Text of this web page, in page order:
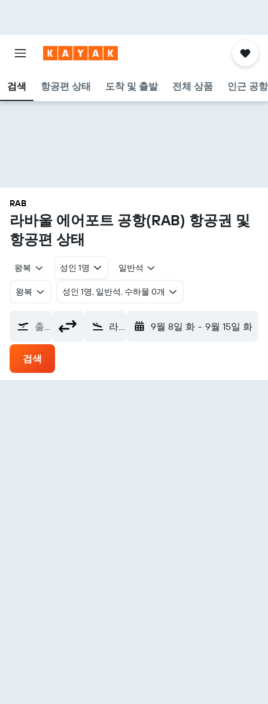
검색 항공편 상태 도착 및 출발 전체 상품 인근 공항
RAB
라바울 에어포트 공항(RAB) 항공권 및
항공편 상태
왕복 성인 1명 일반석
왕복 ​성인 1명, 일반석, 수하물 0개
출발지 라바울 에어포트 (RAB) 9월 8일 화 - 9월 15일 화
검색